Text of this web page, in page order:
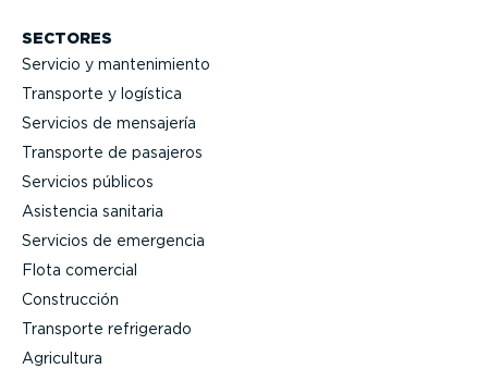
SECTORES
Servicio y mante­ni­miento
Transporte y logística
Servicios de mensajería
Transporte de pasajeros
Servicios públicos
Asistencia sanitaria
Servicios de emergencia
Flota comercial
Construcción
Transporte refrigerado
Agricultura